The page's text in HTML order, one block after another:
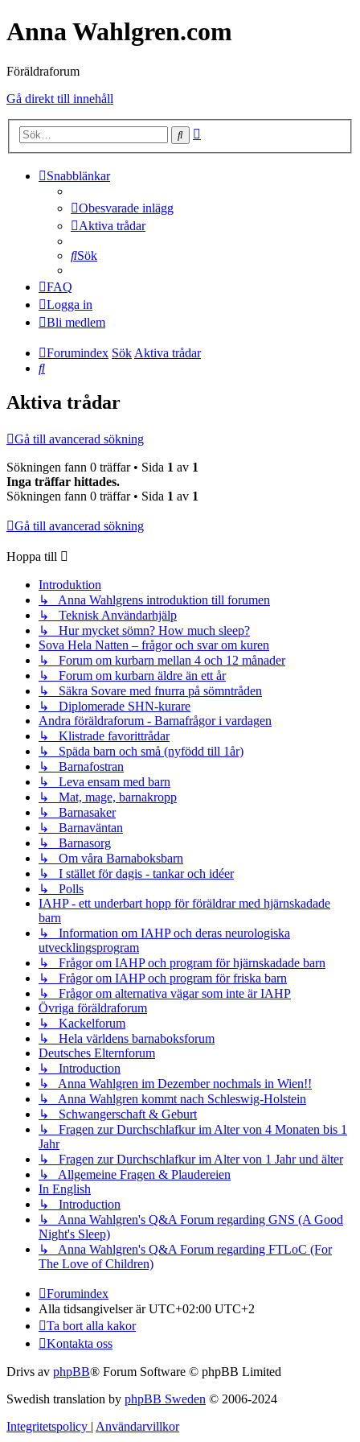
Anna Wahlgren.com
Föräldraforum
Gå direkt till innehåll
Sök
Snabblänkar
Obesvarade inlägg
Aktiva trådar
Sök
FAQ
Logga in
Bli medlem
Forumindex SökAktiva trådar
Sök
Aktiva trådar
Gå till avancerad sökning
Sökningen fann 0 träffar • Sida 1 av 1
Inga träffar hittades.
Sökningen fann 0 träffar • Sida 1 av 1
Gå till avancerad sökning
Hoppa till
Introduktion
↳ Anna Wahlgrens introduktion till forumen
↳ Teknisk Användarhjälp
↳ Hur mycket sömn? How much sleep?
Sova Hela Natten – frågor och svar om kuren
↳ Forum om kurbarn mellan 4 och 12 månader
↳ Forum om kurbarn äldre än ett år
↳ Säkra Sovare med fnurra på sömntråden
↳ Diplomerade SHN-kurare
Andra föräldraforum - Barnafrågor i vardagen
↳ Klistrade favorittrådar
↳ Späda barn och små (nyfödd till 1år)
↳ Barnafostran
↳ Leva ensam med barn
↳ Mat, mage, barnakropp
↳ Barnasaker
↳ Barnaväntan
↳ Barnasorg
↳ Om våra Barnaboksbarn
↳ I stället för dagis - tankar och idéer
↳ Polls
IAHP - ett underbart hopp för föräldrar med hjärnskadade
barn
↳ Information om IAHP och deras neurologiska
utvecklingsprogram
↳ Frågor om IAHP och program för hjärnskadade barn
↳ Frågor om IAHP och program för friska barn
↳ Frågor om alternativa vägar som inte är IAHP
Övriga föräldraforum
↳ Kackelforum
↳ Hela världens barnaboksforum
Deutsches Elternforum
↳ Introduction
↳ Anna Wahlgren im Dezember nochmals in Wien!!
↳ Anna Wahlgren kommt nach Schleswig-Holstein
↳ Schwangerschaft & Geburt
↳ Fragen zur Durchschlafkur im Alter von 4 Monaten bis 1
Jahr
↳ Fragen zur Durchschlafkur im Alter von 1 Jahr und älter
↳ Allgemeine Fragen & Plaudereien
In English
↳ Introduction
↳ Anna Wahlgren's Q&A Forum regarding GNS (A Good
Night's Sleep)
↳ Anna Wahlgren's Q&A Forum regarding FTLoC (For
The Love of Children)
Forumindex
Alla tidsangivelser är UTC+02:00 UTC+2
Ta bort alla kakor
Kontakta oss
Drivs av phpBB® Forum Software © phpBB Limited
Swedish translation by phpBB Sweden © 2006-2024
Integritetspolicy | Användarvillkor